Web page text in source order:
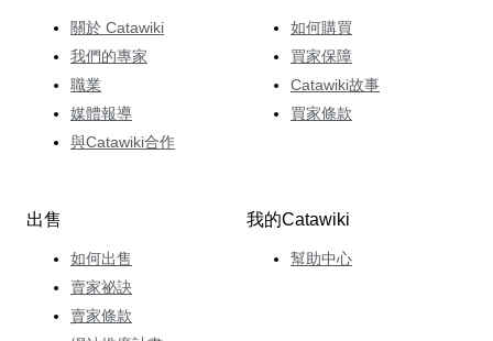
關於 Catawiki
我們的專家
職業
媒體報導
與Catawiki合作
如何購買
買家保障
Catawiki故事
買家條款
出售
如何出售
賣家祕訣
賣家條款
我的Catawiki
幫助中心